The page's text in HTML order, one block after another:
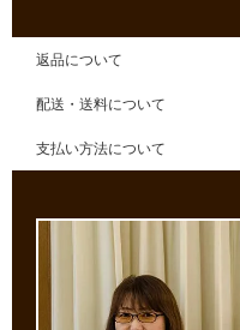
返品について
配送・送料について
支払い方法について